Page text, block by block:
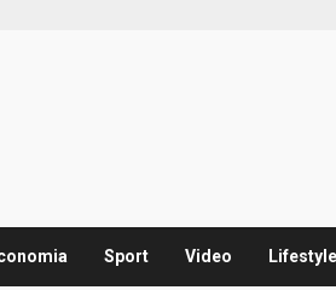
Sport Video Lifestyle